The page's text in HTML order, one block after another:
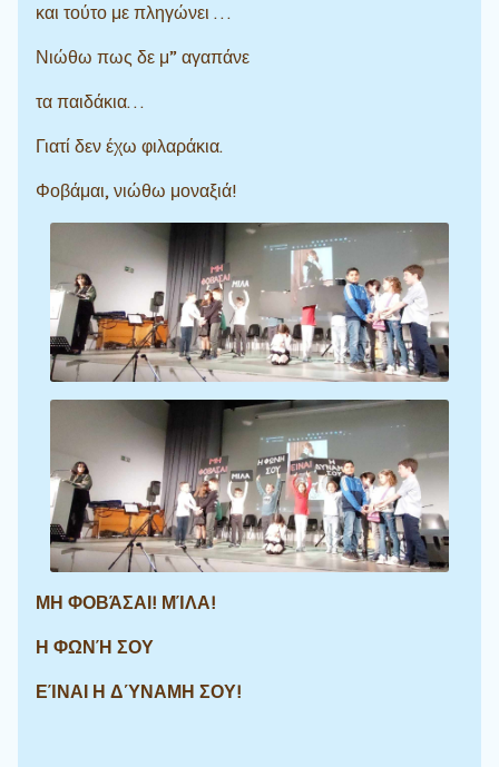
και τούτο με πληγώνει …
Νιώθω πως δε μ” αγαπάνε
τα παιδάκια…
Γιατί δεν έχω φιλαράκια.
Φοβάμαι, νιώθω μοναξιά!
ΜΗ ΦΟΒΆΣΑΙ! ΜΊΛΑ!
Η ΦΩΝΉ ΣΟΥ
ΕΊΝΑΙ Η ΔΎΝΑΜΗ ΣΟΥ!